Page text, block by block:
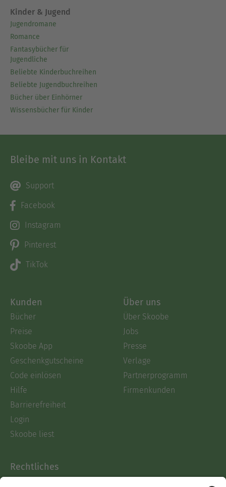
Kinder & Jugend
Jugendromane
Romance
Fantasybücher für
Jugendliche
Beliebte Kinderbuchreihen
Beliebte Jugendbuchreihen
Bücher über Einhörner
Wissensbücher für Kinder
Bleibe mit uns in Kontakt
Support
Facebook
Instagram
Pinterest
TikTok
Kunden
Bücher
Preise
Skoobe App
Geschenkgutscheine
Code einlösen
Hilfe
Barrierefreiheit
Login
Skoobe liest
Über uns
Über Skoobe
Jobs
Presse
Verlage
Partnerprogramm
Firmenkunden
Rechtliches